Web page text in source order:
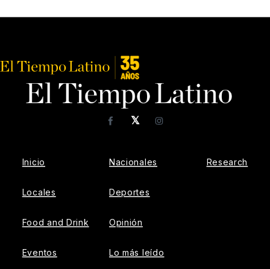
𝕏
FacebookInstagram
Inicio
Locales
Food and Drink
Eventos
Nacionales
Deportes
Opinión
Lo más leído
Research